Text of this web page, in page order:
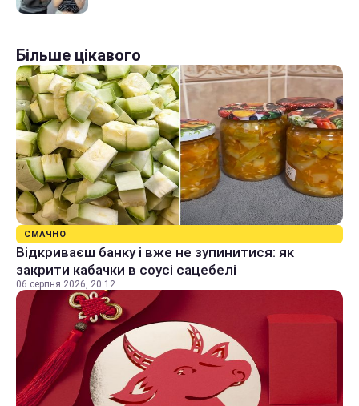
Більше цікавого
СМАЧНО
Відкриваєш банку і вже не зупинитися: як
закрити кабачки в соусі сацебелі
06 серпня 2026, 20:12